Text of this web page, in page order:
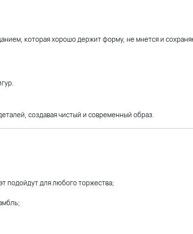
которая хорошо держит форму, не мнется и
создавая чистый и современный образ.
подойдут для любого торжества;